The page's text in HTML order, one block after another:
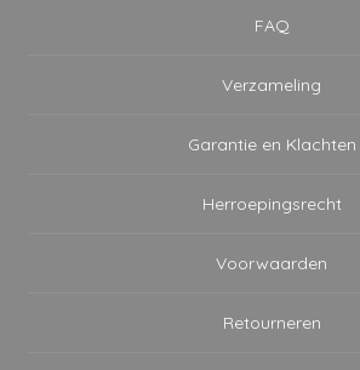
FAQ
Verzameling
Garantie en Klachten
Herroepingsrecht
Voorwaarden
Retourneren